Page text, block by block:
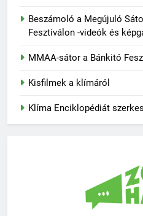
Beszámoló a Megújuló
Fesztiválon -videók és
MMAA-sátor a Bánkitó
Kisfilmek a klímáról
Klíma Enciklopédiát